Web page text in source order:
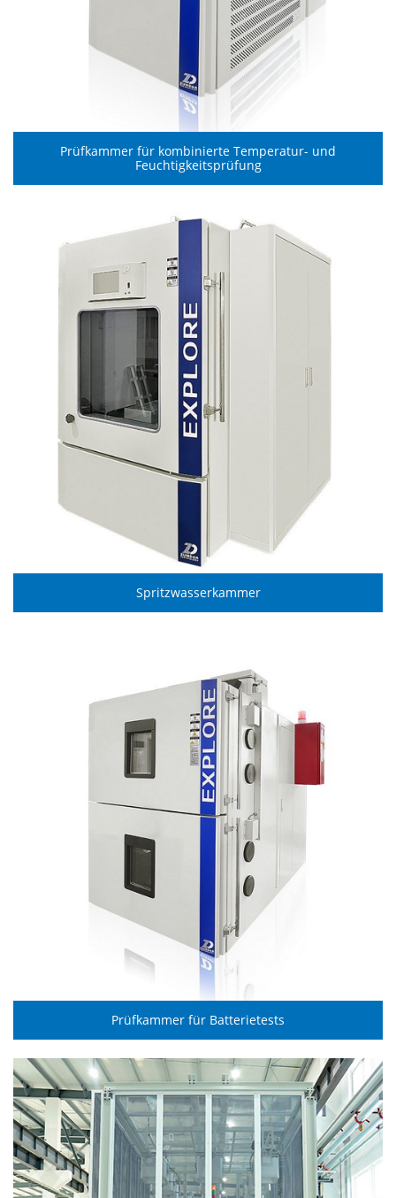
Prüfkammer für kombinierte Temperatur- und
Feuchtigkeitsprüfung
Spritzwasserkammer
Prüfkammer für Batterietests